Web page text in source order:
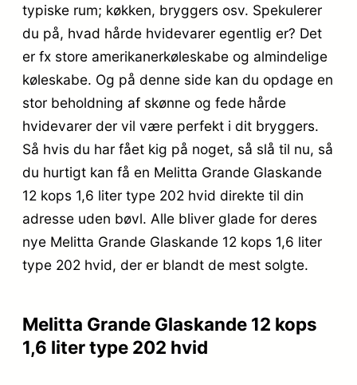
typiske rum; køkken, bryggers osv. Spekulerer
du på, hvad hårde hvidevarer egentlig er? Det
er fx store amerikanerkøleskabe og almindelige
køleskabe. Og på denne side kan du opdage en
stor beholdning af skønne og fede hårde
hvidevarer der vil være perfekt i dit bryggers.
Så hvis du har fået kig på noget, så slå til nu, så
du hurtigt kan få en Melitta Grande Glaskande
12 kops 1,6 liter type 202 hvid direkte til din
adresse uden bøvl. Alle bliver glade for deres
nye Melitta Grande Glaskande 12 kops 1,6 liter
type 202 hvid, der er blandt de mest solgte.
Melitta Grande Glaskande 12 kops
1,6 liter type 202 hvid